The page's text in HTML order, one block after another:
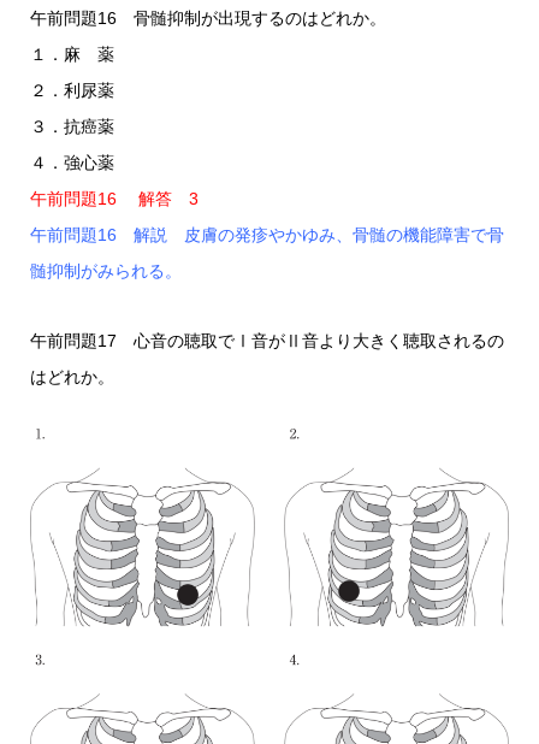
午前問題16 骨髄抑制が出現するのはどれか。
１．麻 薬
２．利尿薬
３．抗癌薬
４．強心薬
午前問題16 解答 3
午前問題16 解説 皮膚の発疹やかゆみ、骨髄の機能障害で骨
髄抑制がみられる。
午前問題17 心音の聴取でⅠ音がⅡ音より大きく聴取されるの
はどれか。